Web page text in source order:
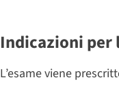
Indicazioni
L’esame viene